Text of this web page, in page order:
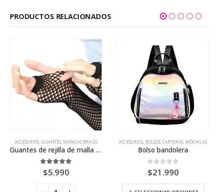
PRODUCTOS RELACIONADOS
ACCESORIOS,GUANTES, MANGAS BRAZO
Guantes de rejilla de malla brazo sin dedos
5.00 out of 5
$5.990
ACCESORIOS, BOLSOS, CARTERAS, MOCHILAS
Bolso bandolera
0 out of 5
$21.990